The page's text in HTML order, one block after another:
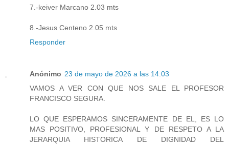
7.-keiver Marcano 2.03 mts
8.-Jesus Centeno 2.05 mts
Responder
Anónimo 23 de mayo de 2026 a las 14:03
VAMOS A VER CON QUE NOS SALE EL PROFESOR
FRANCISCO SEGURA.
LO QUE ESPERAMOS SINCERAMENTE DE EL, ES LO
MAS POSITIVO, PROFESIONAL Y DE RESPETO A LA
JERARQUIA HISTORICA DE DIGNIDAD DEL